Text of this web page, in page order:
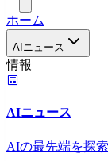
ホーム
AIニュース
情報
AIニュース
AIの最先端を探